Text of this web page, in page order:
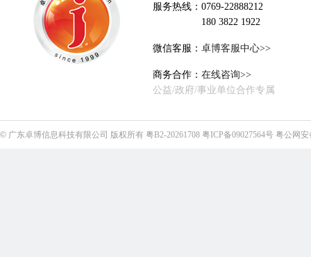
服务热线：0769-22888212
180 3822 1922
微信客服： 卓博客服中心>>
商务合作： 在线咨询>>
公益/政府/事业单位合作专属
© 广东卓博信息科技有限公司 版权所有 粤B2-20261708 粤ICP备09027564号 粤公网安